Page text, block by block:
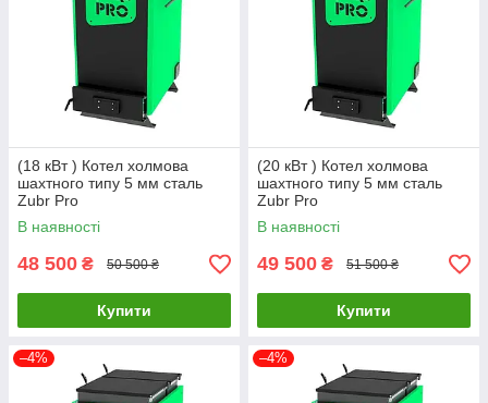
(18 кВт ) Котел холмова
шахтного типу 5 мм сталь
Zubr Pro
В наявності
48 500 ₴ 50 500 ₴
Купити
(20 кВт ) Котел холмова
шахтного типу 5 мм сталь
Zubr Pro
В наявності
49 500 ₴ 51 500 ₴
Купити
–4% –4%